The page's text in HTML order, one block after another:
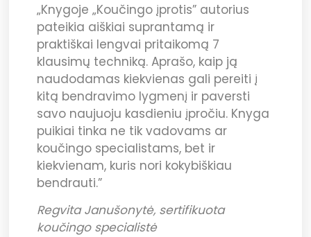
„Knygoje „Koučingo įprotis” autorius
pateikia aiškiai suprantamą ir
praktiškai lengvai pritaikomą 7
klausimų techniką. Aprašo, kaip ją
naudodamas kiekvienas gali pereiti į
kitą bendravimo lygmenį ir paversti
savo naujuoju kasdieniu įpročiu. Knyga
puikiai tinka ne tik vadovams ar
koučingo specialistams, bet ir
kiekvienam, kuris nori kokybiškiau
bendrauti.”
Regvita Janušonytė, sertifikuota
koučingo specialistė